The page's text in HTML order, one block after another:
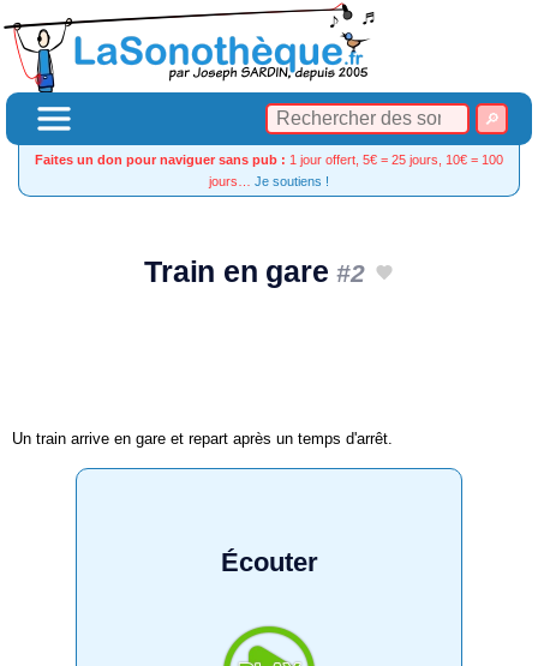
Faites un don pour naviguer sans pub : 1 jour offert, 5€ = 25 jours, 10€ = 100
jours… Je soutiens !
Train en gare#2
Un train arrive en gare et repart après un temps d'arrêt.
Écouter